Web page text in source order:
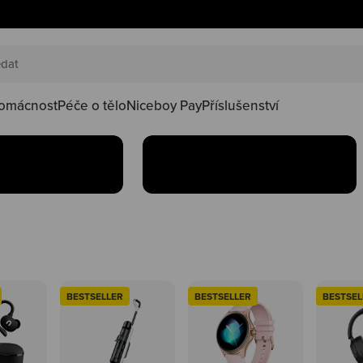
Péče o těloNiceboy PayPříslušenství
happy
ve
Oblíbené produkty teď
Koupit
BESTSELLER BESTSELLER